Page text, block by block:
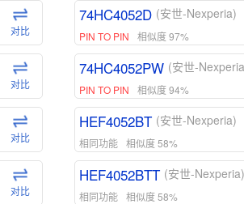
对比
对比
对比
对比
74HC4052D (安世-Nexperia)
PIN TO PIN 相似度 97%
74HC4052PW (安世-
PIN TO PIN 相似度 94%
HEF4052BT (安世-Nexperia)
相同功能 相似度 58%
HEF4052BTT (安世-Nexperia)
相同功能 相似度 58%